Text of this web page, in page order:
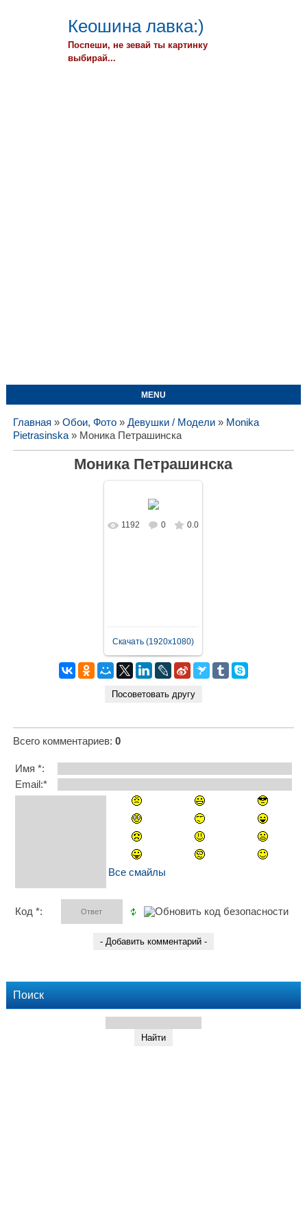
Кеошина лавка:)
Поспеши, не зевай ты картинку
выбирай...
MENU
Главная » Обои, Фото» Девушки / Модели» Monika
Pietrasinska» Моника Петрашинска
Моника Петрашинска
В реальном
1192 0 0.0
Скачать (1920x1080)
Всего комментариев: 0
Имя *:
Email:*
Все смайлы
Код *:
Поиск